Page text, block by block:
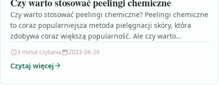
Czy warto stosować peelingi chemiczne? Peelingi chemiczne
to coraz popularniejsza metoda pielęgnacji skóry, która
zdobywa coraz większą popularność. Ale czy warto
3 minut czytania 2023-08-26
Czytaj więcej